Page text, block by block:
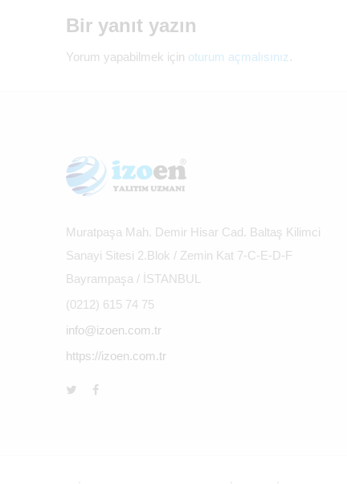
Bir yanıt yazın
Yorum yapabilmek için oturum açmalısınız.
Muratpaşa Mah. Demir Hisar Cad. Baltaş Kilimci
Sanayi Sitesi 2.Blok / Zemin Kat 7-C-E-D-F
Bayrampaşa / İSTANBUL
(0212) 615 74 75
info@izoen.com.tr
https://izoen.com.tr